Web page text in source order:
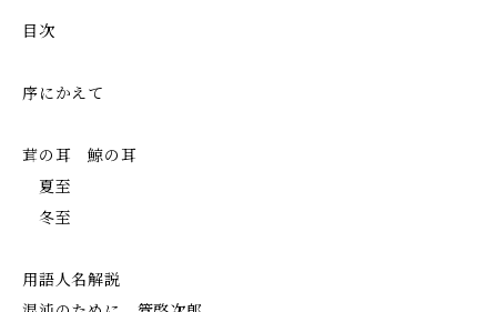
目次
​序にかえて
茸の耳 鯨の耳
夏至
冬至
​用語人名解説